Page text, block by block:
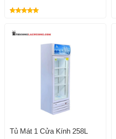
Tủ Mát 1 Cửa Kính 258L